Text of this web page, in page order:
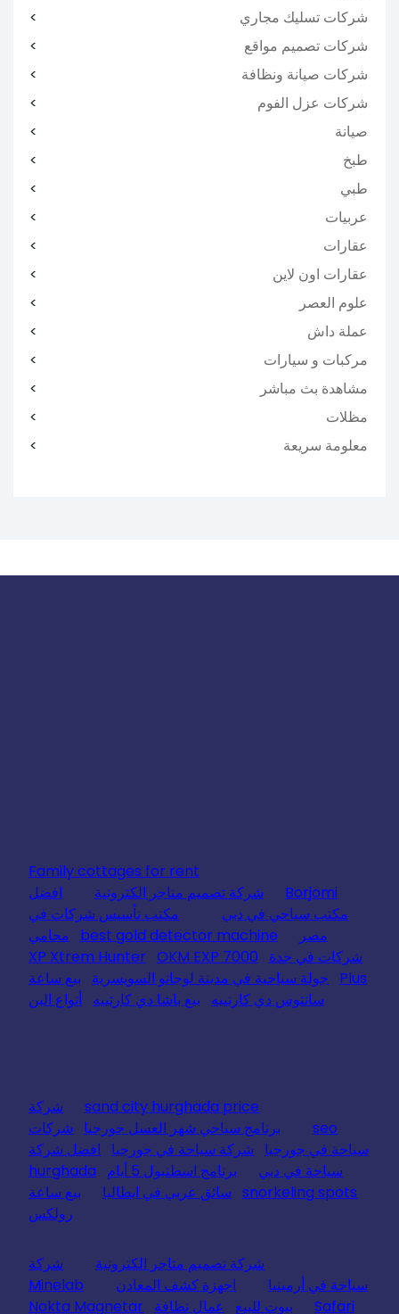
شركات تسليك مجاري
شركات تصميم مواقع
شركات صيانة ونظافة
شركات عزل الفوم
صيانة
طبخ
طبي
عربيات
عقارات
عقارات اون لاين
علوم العصر
عملة داش
مركبات و سيارات
مشاهدة بث مباشر
مظلات
معلومة سريعة
Family cottages for rent
Borjomi
شركة تصميم متاجر الكترونية
افضل
مكتب سياحي في دبي
مكتب تأسيس شركات في
مصر
best gold detector machine
محامي
شركات في جدة
XP Xtrem Hunter OKM EXP 7000
Plus
جولة سياحية في مدينة لوجانو السويسرية
بيع ساعة
سانتوس دي كارتييه
بيع باشا دي كارتييه أنواع البن
sand city hurghada price
شركة
seo
برنامج سياحي شهر العسل جورجيا
شركات
سياحة في جورجيا
شركة سياحة في جورجيا
افضل شركة
سياحة في دبي
برنامج اسطنبول 5 أيام
hurghada
snorkeling spots سائق عربي في ايطاليا
بيع ساعة
رولكس
شركة تصميم متاجر الكترونية
شركة
سياحة في أرمينيا
اجهزة كشف المعادن
Minelab
Safari
بيوت للبيع عمال نظافة Nokta Magnetar